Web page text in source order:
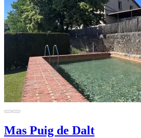
Mas Puig de Dalt